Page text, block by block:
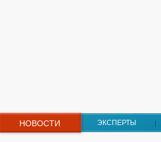
НОВОСТИ ЭКСПЕРТЫ